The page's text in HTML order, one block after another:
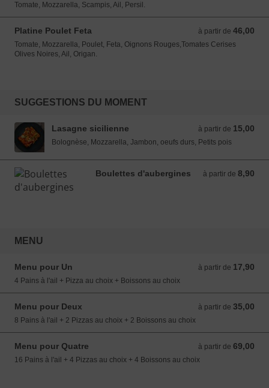
Tomate, Mozzarella, Scampis, Ail, Persil.
Platine Poulet Feta à partir de 46,00
à partir de 46,00 EUR
Tomate, Mozzarella, Poulet, Feta, Oignons Rouges,Tomates Cerises
Olives Noires, Ail, Origan.
SUGGESTIONS DU MOMENT
Lasagne sicilienne à partir de 15,00
à partir de 15,00 EUR
Bolognèse, Mozzarella, Jambon, oeufs durs, Petits pois
Boulettes d'aubergines à partir de 8,90
à partir de 8,90 EUR
MENU
Menu pour Un à partir de 17,90
à partir de 17,90 EUR
4 Pains à l'ail + Pizza au choix + Boissons au choix
Menu pour Deux à partir de 35,00
à partir de 35,00 EUR
8 Pains à l'ail + 2 Pizzas au choix + 2 Boissons au choix
Menu pour Quatre à partir de 69,00
à partir de 69,00 EUR
16 Pains à l'ail + 4 Pizzas au choix + 4 Boissons au choix